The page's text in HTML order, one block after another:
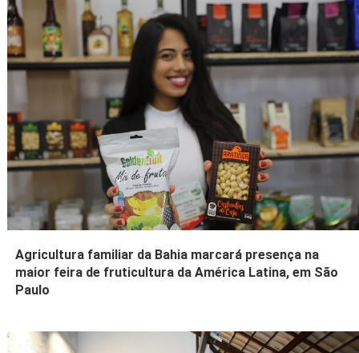
Agricultura familiar da Bahia marcará presença na
maior feira de fruticultura da América Latina, em São
Paulo